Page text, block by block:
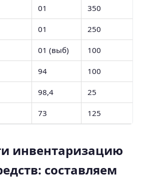
01 350
01 250
01 (выб) 100
94 100
98,4 25
73 125
инвентаризацию
составляем